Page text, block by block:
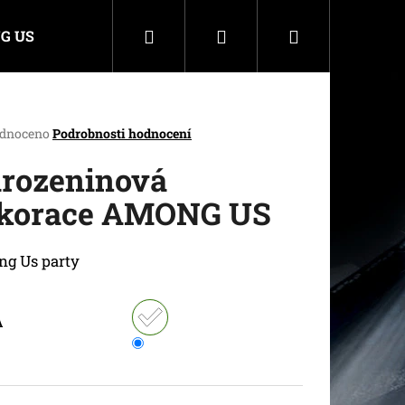
US Hledat PřihlášeníNákupní
Podrobnosti hodnocení
AMONG US
Us party